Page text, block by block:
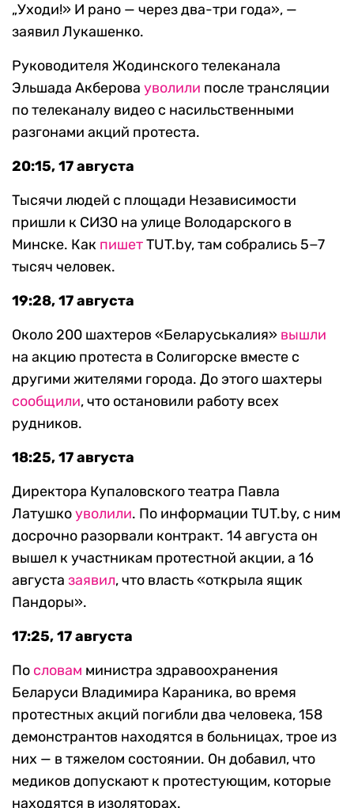
„Уходи!» И рано — через два-три года», —
заявил Лукашенко.
Руководителя Жодинского телеканала
Эльшада Акберова уволили после трансляции
по телеканалу видео с насильственными
разгонами акций протеста.
20:15, 17 августа
Тысячи людей с площади Независимости
пришли к СИЗО на улице Володарского в
Минске. Как пишетTUT.by, там собрались 5−7
тысяч человек.
19:28, 17 августа
Около 200 шахтеров «Беларуськалия» вышли
на акцию протеста в Солигорске вместе с
другими жителями города. До этого шахтеры
сообщили, что остановили работу всех
рудников.
18:25, 17 августа
Директора Купаловского театра Павла
Латушкоуволили. По информации TUT.by, с ним
досрочно разорвали контракт. 14 августа он
вышел к участникам протестной акции, а 16
августа заявил, что власть «открыла ящик
Пандоры».
17:25, 17 августа
По словам министра здравоохранения
Беларуси Владимира Караника, во время
протестных акций погибли два человека, 158
демонстрантов находятся в больницах, трое из
них — в тяжелом состоянии. Он добавил, что
медиков допускают к протестующим, которые
находятся в изоляторах.